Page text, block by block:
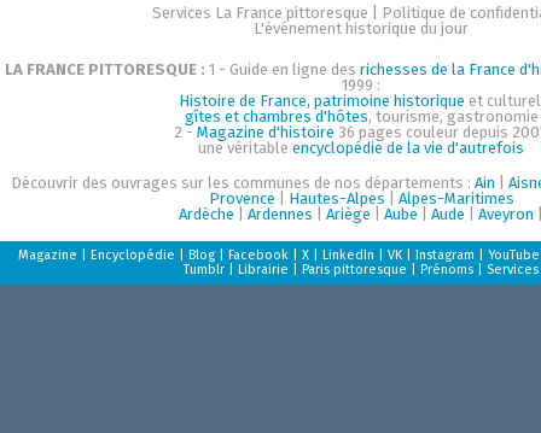
Services La France pittoresque
Politique de
L'événement historique du jour
LA FRANCE PITTORESQUE : 1 - Guide en ligne des richesses de la France
1999 :
Histoire de France, patrimoine historique et
gîtes et chambres d'hôtes, tourisme, gastronomie
2 - Magazine d'histoire 36 pages couleur depuis
une véritableencyclopédie de la vie d'autrefois
Découvrir des ouvrages sur les communes de nos départements :Ain |
Provence
Hautes-Alpes
Alpes-Maritimes
Ardèche |Ardennes |Ariège |Aube |Aude |Aveyron
Magazine |Encyclopédie |Blog |Facebook |X |LinkedIn |VK |Instagram |YouTube
Tumblr |Librairie |Paris pittoresque |Prénoms Services